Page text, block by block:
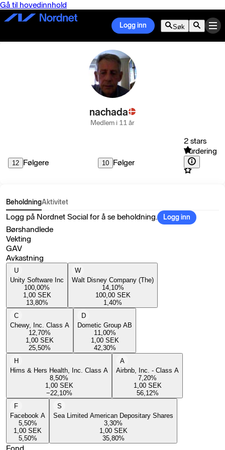
Gå til hovedinnhold
Logg inn Søk
nachada
Medlem i 11 år
12 Følgere 10 Følger
2 stars
Vurdering
BeholdningAktivitet
Logg på Nordnet Social for å se beholdning. Logg inn
Børshandlede
Vekting
GAV
Avkastning
U
Unity Software Inc
100,00%
1,00 SEK
13,80%
W
Walt Disney Company (The)
14,10%
100,00 SEK
1,40%
C
Chewy, Inc. Class A
12,70%
1,00 SEK
25,50%
D
Dometic Group AB
11,00%
1,00 SEK
42,30%
H
Hims & Hers Health, Inc. Class A
8,50%
1,00 SEK
−22,10%
A
Airbnb, Inc. - Class A
7,20%
1,00 SEK
56,12%
F
Facebook A
5,50%
1,00 SEK
5,50%
S
Sea Limited American Depositary Shares
3,30%
1,00 SEK
35,80%